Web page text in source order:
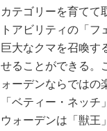
カテゴリーを育てて
トアビリティの「フ
巨大なクマを召喚す
せることができる。
ォーデンならではの
「ベティー・ネッチ
ウォーデンは「獣王